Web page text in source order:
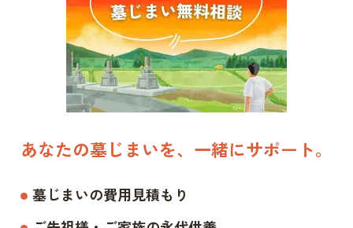
あなたの墓じまいを、一緒にサポート。
墓じまいの費用見積もり